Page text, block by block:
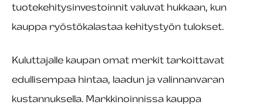
tuotekehitysinvestoinnit valuvat hukkaan, kun
kauppa ryöstökalastaa kehitystyön tulokset.
Kuluttajalle kaupan omat merkit tarkoittavat
edullisempaa hintaa, laadun ja valinnanvaran
kustannuksella. Markkinoinnissa kauppa